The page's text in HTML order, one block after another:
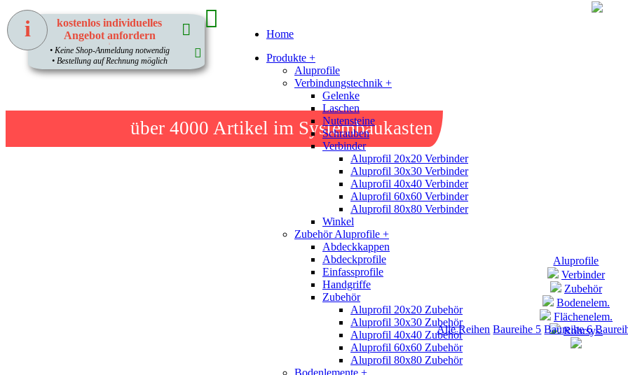
über 4000 Artikel im Systembaukasten
Home
Produkte +
Aluprofile
Verbindungstechnik +
Gelenke
Laschen
Nutensteine
Schrauben
Verbinder
Aluprofil 20x20 Verbinder
Aluprofil 30x30 Verbinder
Aluprofil 40x40 Verbinder
Aluprofil 60x60 Verbinder
Aluprofil 80x80 Verbinder
Winkel
Zubehör Aluprofile +
Abdeckkappen
Abdeckprofile
Einfassprofile
Handgriffe
Zubehör
Aluprofil 20x20 Zubehör
Aluprofil 30x30 Zubehör
Aluprofil 40x40 Zubehör
Aluprofil 60x60 Zubehör
Aluprofil 80x80 Zubehör
Bodenlemente +
Aluprofile
Verbinder
Zubehör
Bodenelem.
Flächenelem.
Rohrsys.
Alle Reihen Baureihe 5 Baureihe 6
kostenlos individuelles
Angebot anfordern
1
• Keine Shop-Anmeldung notwendig
• Bestellung auf Rechnung möglich
i